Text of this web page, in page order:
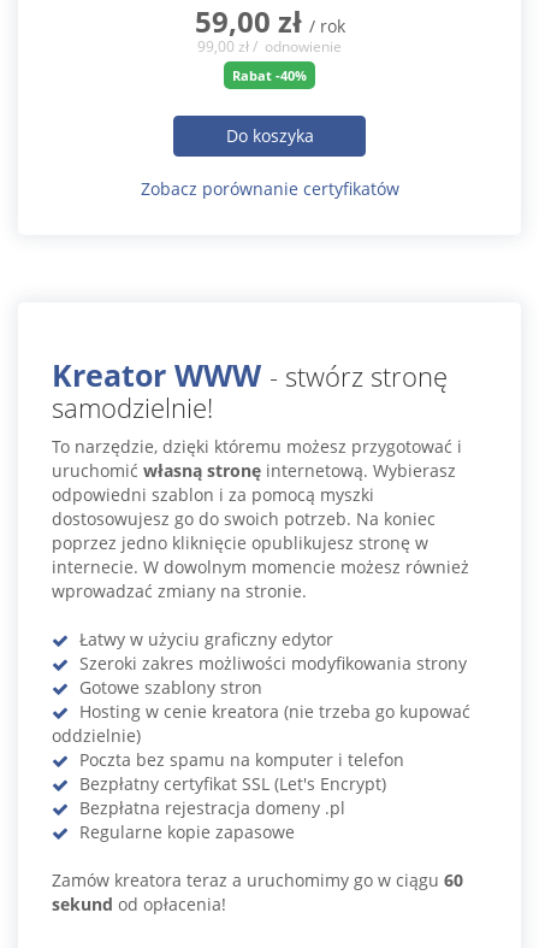
59,00 zł / rok
99,00 zł / odnowienie
Rabat -40%
Do koszyka
Zobacz porównanie certyfikatów
Kreator WWW - stwórz stronę
samodzielnie!
To narzędzie, dzięki któremu możesz przygotować i
uruchomić własną stronę internetową. Wybierasz
odpowiedni szablon i za pomocą myszki
dostosowujesz go do swoich potrzeb. Na koniec
poprzez jedno kliknięcie opublikujesz stronę w
internecie. W dowolnym momencie możesz również
wprowadzać zmiany na stronie.
Łatwy w użyciu graficzny edytor
Szeroki zakres możliwości modyfikowania strony
Gotowe szablony stron
Hosting w cenie kreatora (nie trzeba go kupować
oddzielnie)
Poczta bez spamu na komputer i telefon
Bezpłatny certyfikat SSL (Let's Encrypt)
Bezpłatna rejestracja domeny .pl
Regularne kopie zapasowe
Zamów kreatora teraz a uruchomimy go w ciągu 60
sekund od opłacenia!